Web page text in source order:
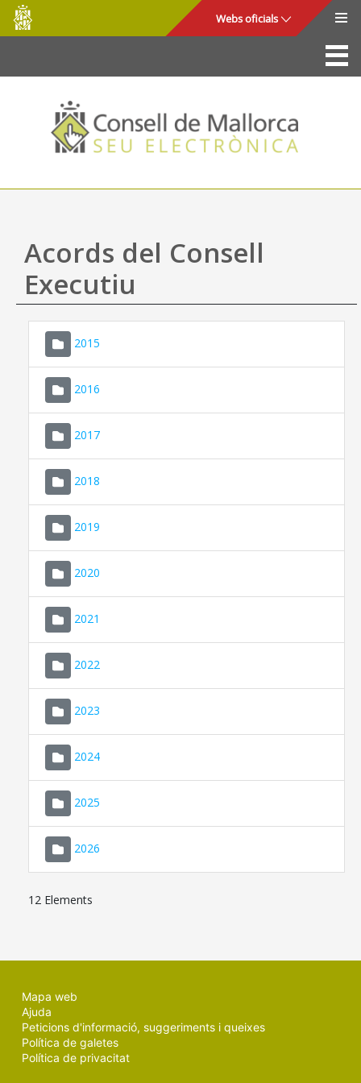
Salta al contingut principal
Consell
de
Mallorca
Webs oficials
La Seu
Consell de Mallorca
Accés i seguretat
Utilitats
Ajuda
Acords del Consell
Executiu
2015
2016
2017
2018
2019
2020
2021
2022
2023
2024
2025
2026
12 Elements
Mapa web
Ajuda
Peticions d'informació, suggeriments i queixes
Política de galetes
Política de privacitat